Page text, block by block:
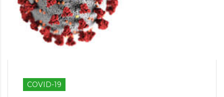
COVID-19